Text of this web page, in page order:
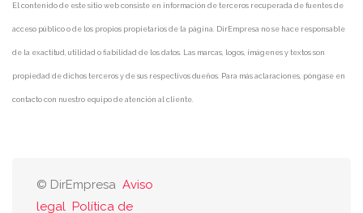
El contenido de este sitio web consiste en información de terceros recuperada de fuentes de
acceso público o de los propios propietarios de la página. DirEmpresa no se hace responsable
de la exactitud, utilidad o fiabilidad de los datos. Las marcas, logos, imágenes y textos son
propiedad de dichos terceros y de sus respectivos dueños. Para más aclaraciones, póngase en
contacto con nuestro equipo de atención al cliente.
© DirEmpresa Aviso
legal Política de